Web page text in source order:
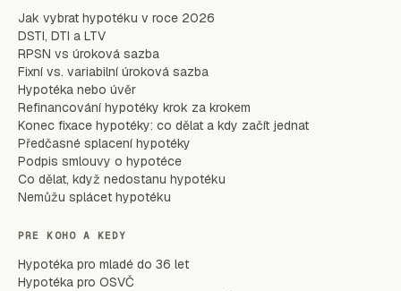
Jak vybrat hypotéku v roce 2026
DSTI, DTI a LTV
RPSN vs úroková sazba
Fixní vs. variabilní úroková sazba
Hypotéka nebo úvěr
Refinancování hypotéky krok za krokem
Konec fixace hypotéky: co dělat a kdy začít jednat
Předčasné splacení hypotéky
Podpis smlouvy o hypotéce
Co dělat, když nedostanu hypotéku
Nemůžu splácet hypotéku
PRE KOHO A KEDY
Hypotéka pro mladé do 36 let
Hypotéka pro OSVČ